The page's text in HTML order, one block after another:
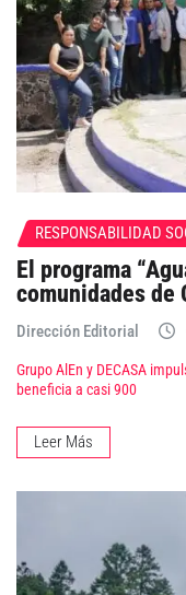
RESPONSABILIDAD
El programa
comunidades de
Dirección Editorial
Grupo AlEn y DECASA
beneficia a casi 900
Leer Más